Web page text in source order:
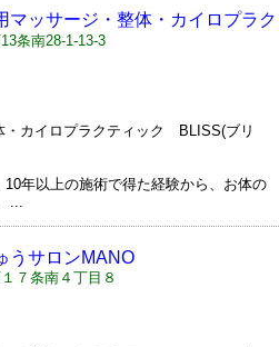
マッサージ・整体・カイロプラク
BLISS（ブリス）
条南28-1-13-3
・カイロプラクティック BLISS(ブリ
年以上の施術で得た経験から、お体の
...
うサロンMANO
７条南４丁目８